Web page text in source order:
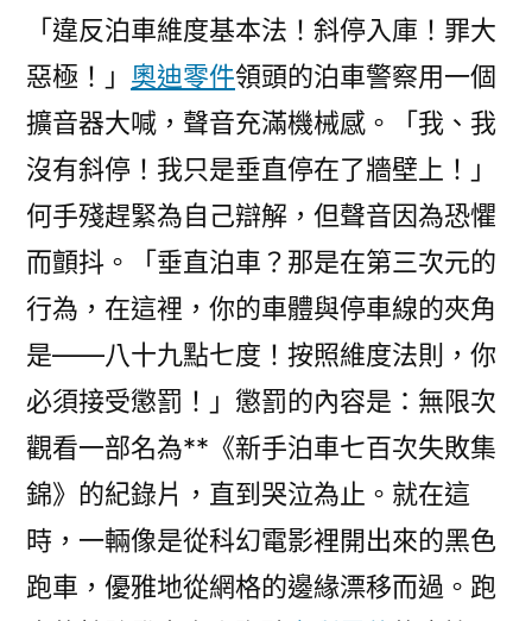
「違反泊車維度基本法！斜停入庫！罪大
惡極！」 奧迪零件領頭的泊車警察用一個
擴音器大喊，聲音充滿機械感。「我、我
沒有斜停！我只是垂直停在了牆壁上！」
何手殘趕緊為自己辯解，但聲音因為恐懼
而顫抖。「垂直泊車？那是在第三次元的
行為，在這裡，你的車體與停車線的夾角
是——八十九點七度！按照維度法則，你
必須接受懲罰！」懲罰的內容是：無限次
觀看一部名為**《新手泊車七百次失敗集
錦》的紀錄片，直到哭泣為止。就在這
時，一輛像是從科幻電影裡開出來的黑色
跑車，優雅地從網格的邊緣漂移而過。跑